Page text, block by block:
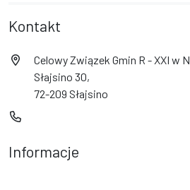
Kontakt
Celowy Związek Gmin R - XXI w
Słajsino 30,
72-209 Słajsino
Informacje